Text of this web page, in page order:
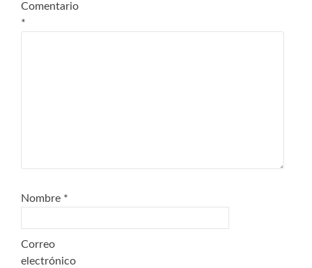
Comentario
*
Nombre *
Correo
electrónico